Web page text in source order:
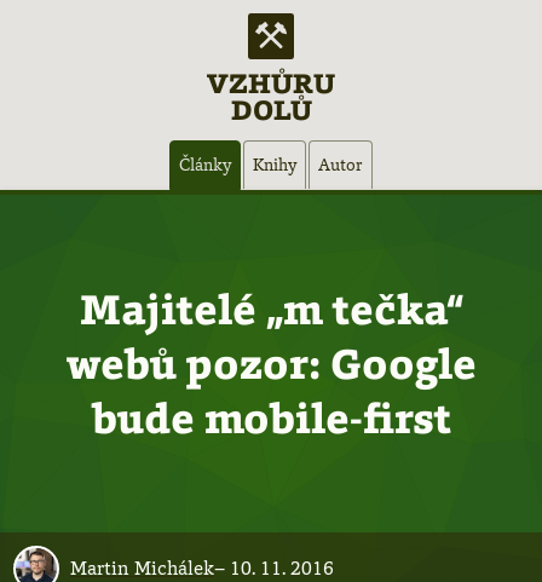
VZHŮRU
DOLŮ
Články Knihy Autor
Majitelé „m tečka“
webů pozor: Google
bude mobile-first
Martin Michálek– 10. 11. 2016